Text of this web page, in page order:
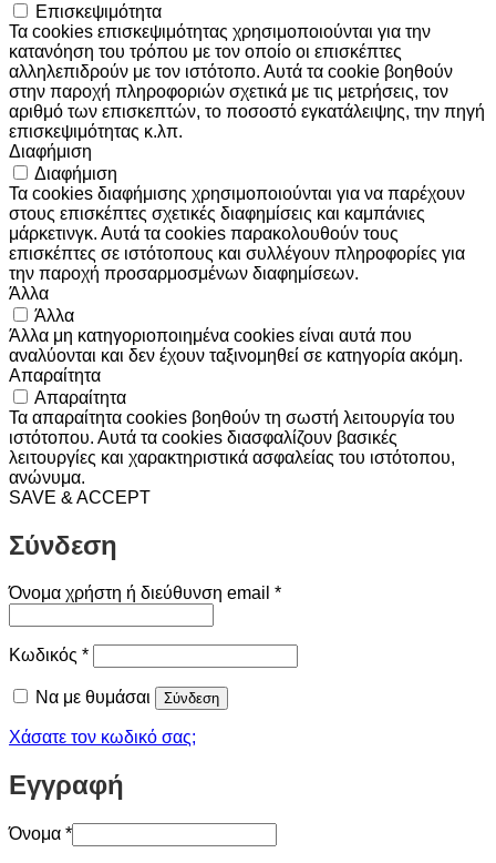
Επισκεψιμότητα
Τα cookies επισκεψιμότητας χρησιμοποιούνται για την
κατανόηση του τρόπου με τον οποίο οι επισκέπτες
αλληλεπιδρούν με τον ιστότοπο. Αυτά τα cookie βοηθούν
στην παροχή πληροφοριών σχετικά με τις μετρήσεις, τον
αριθμό των επισκεπτών, το ποσοστό εγκατάλειψης, την πηγή
επισκεψιμότητας κ.λπ.
Διαφήμιση
Διαφήμιση
Τα cookies διαφήμισης χρησιμοποιούνται για να παρέχουν
στους επισκέπτες σχετικές διαφημίσεις και καμπάνιες
μάρκετινγκ. Αυτά τα cookies παρακολουθούν τους
επισκέπτες σε ιστότοπους και συλλέγουν πληροφορίες για
την παροχή προσαρμοσμένων διαφημίσεων.
Άλλα
Άλλα
Άλλα μη κατηγοριοποιημένα cookies είναι αυτά που
αναλύονται και δεν έχουν ταξινομηθεί σε κατηγορία ακόμη.
Απαραίτητα
Απαραίτητα
Τα απαραίτητα cookies βοηθούν τη σωστή λειτουργία του
ιστότοπου. Αυτά τα cookies διασφαλίζουν βασικές
λειτουργίες και χαρακτηριστικά ασφαλείας του ιστότοπου,
ανώνυμα.
SAVE & ACCEPT
Σύνδεση
Όνομα χρήστη ή διεύθυνση email *Απαιτείται
Κωδικός *Απαιτείται
Να με θυμάσαι Σύνδεση
Χάσατε τον κωδικό σας;
Εγγραφή
Όνομα *